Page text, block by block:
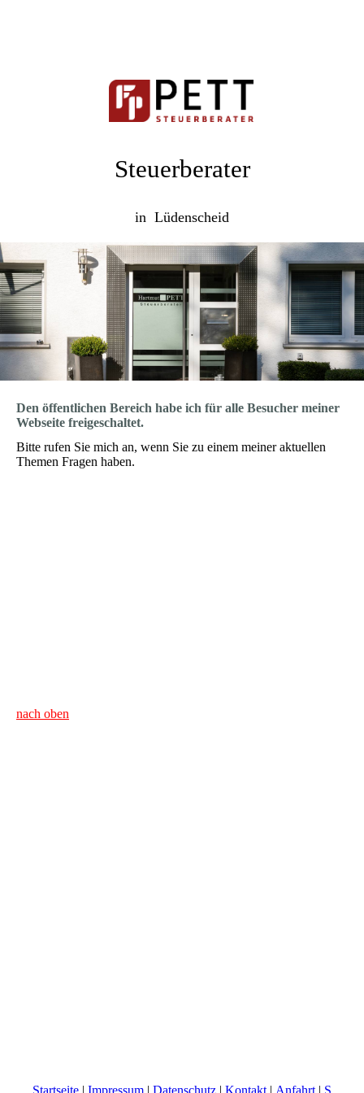
Steuerberater
in Lüdenscheid
Den öffentlichen Bereich habe ich für alle Besucher meiner
Webseite freigeschaltet.
Bitte rufen Sie mich an, wenn Sie zu einem meiner aktuellen
Themen Fragen haben.
nach oben
Startseite | Impressum | Datenschutz | Kontakt | Anfahrt | S